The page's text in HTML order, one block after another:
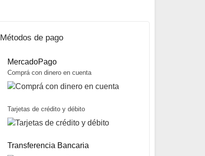
Métodos de pago
MercadoPago
Comprá con dinero en cuenta
Tarjetas de crédito y débito
Transferencia Bancaria